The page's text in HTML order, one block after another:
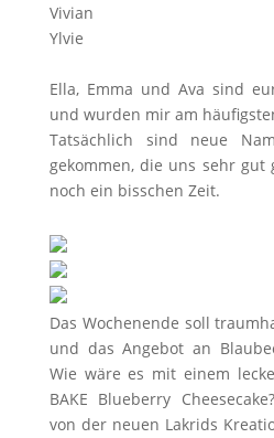
Vivian
Ylvie
Ella, Emma und Ava sind
und wurden mir am
Tatsächlich sind neue
gekommen, die uns sehr gut
noch ein bisschen Zeit.
Das Wochenende soll
und das Angebot an
Wie wäre es mit einem
BAKE Blueberry
von der neuen Lakrids